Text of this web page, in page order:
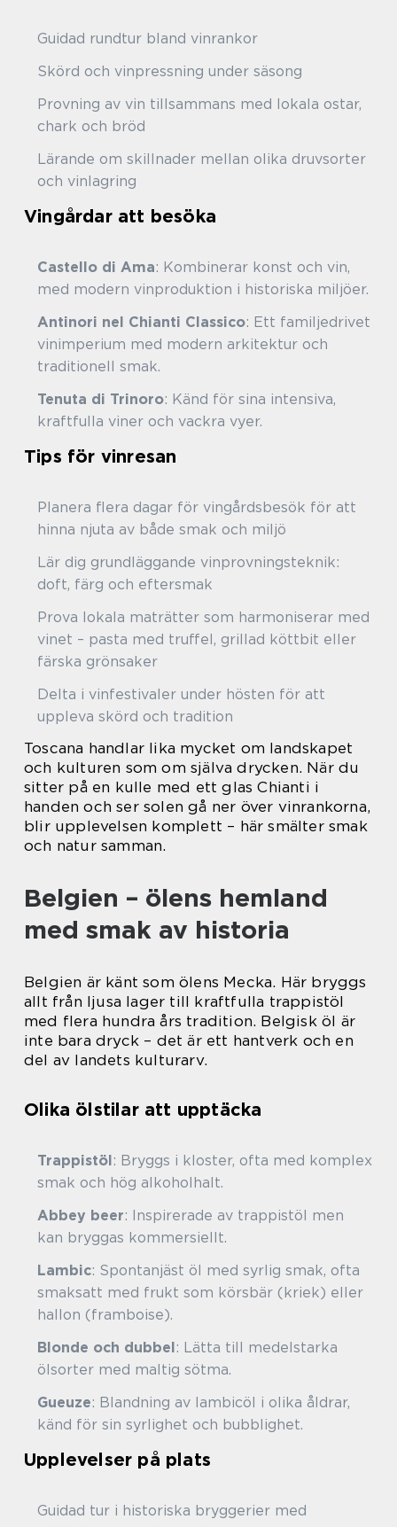
Guidad rundtur bland vinrankor
Skörd och vinpressning under säsong
Provning av vin tillsammans med lokala ostar,
chark och bröd
Lärande om skillnader mellan olika druvsorter
och vinlagring
Vingårdar att besöka
Castello di Ama: Kombinerar konst och vin,
med modern vinproduktion i historiska miljöer.
Antinori nel Chianti Classico: Ett familjedrivet
vinimperium med modern arkitektur och
traditionell smak.
Tenuta di Trinoro: Känd för sina intensiva,
kraftfulla viner och vackra vyer.
Tips för vinresan
Planera flera dagar för vingårdsbesök för att
hinna njuta av både smak och miljö
Lär dig grundläggande vinprovningsteknik:
doft, färg och eftersmak
Prova lokala maträtter som harmoniserar med
vinet – pasta med truffel, grillad köttbit eller
färska grönsaker
Delta i vinfestivaler under hösten för att
uppleva skörd och tradition
Toscana handlar lika mycket om landskapet
och kulturen som om själva drycken. När du
sitter på en kulle med ett glas Chianti i
handen och ser solen gå ner över vinrankorna,
blir upplevelsen komplett – här smälter smak
och natur samman.
Belgien – ölens hemland
med smak av historia
Belgien är känt som ölens Mecka. Här bryggs
allt från ljusa lager till kraftfulla trappistöl
med flera hundra års tradition. Belgisk öl är
inte bara dryck – det är ett hantverk och en
del av landets kulturarv.
Olika ölstilar att upptäcka
Trappistöl: Bryggs i kloster, ofta med komplex
smak och hög alkoholhalt.
Abbey beer: Inspirerade av trappistöl men
kan bryggas kommersiellt.
Lambic: Spontanjäst öl med syrlig smak, ofta
smaksatt med frukt som körsbär (kriek) eller
hallon (framboise).
Blonde och dubbel: Lätta till medelstarka
ölsorter med maltig sötma.
Gueuze: Blandning av lambicöl i olika åldrar,
känd för sin syrlighet och bubblighet.
Upplevelser på plats
Guidad tur i historiska bryggerier med